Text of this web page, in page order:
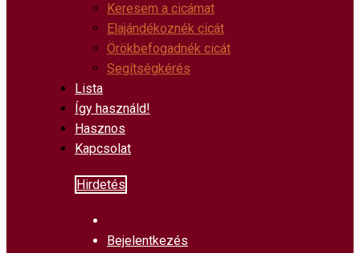
Keresem a cicámat
Elajándékoznék cicát
Örökbefogadnék cicát
Segítségkérés
Lista
Így használd!
Hasznos
Kapcsolat
Hirdetés
Bejelentkezés